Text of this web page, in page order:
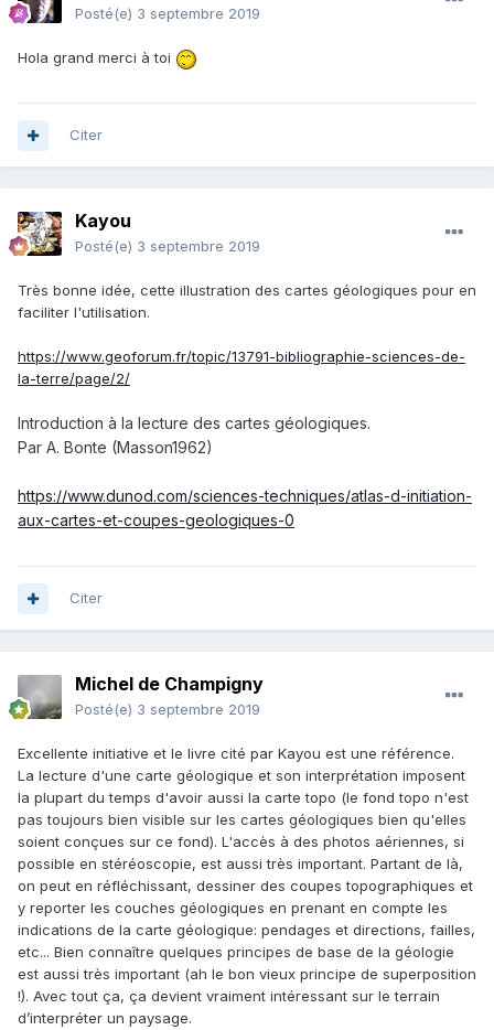
Posté(e) 3 septembre 2019
Hola grand merci à toi
Citer
Kayou
Posté(e) 3 septembre 2019
Très bonne idée, cette illustration des cartes géologiques pour en
faciliter l'utilisation.
https://www.geoforum.fr/topic/13791-bibliographie-sciences-de-
la-terre/page/2/
Introduction à la lecture des cartes géologiques.
Par A. Bonte (Masson1962)
https://www.dunod.com/sciences-techniques/atlas-d-initiation-
aux-cartes-et-coupes-geologiques-0
Citer
Michel de Champigny
Posté(e) 3 septembre 2019
Excellente initiative et le livre cité par Kayou est une référence.
La lecture d'une carte géologique et son interprétation imposent
la plupart du temps d'avoir aussi la carte topo (le fond topo n'est
pas toujours bien visible sur les cartes géologiques bien qu'elles
soient conçues sur ce fond). L'accès à des photos aériennes, si
possible en stéréoscopie, est aussi très important. Partant de là,
on peut en réfléchissant, dessiner des coupes topographiques et
y reporter les couches géologiques en prenant en compte les
indications de la carte géologique: pendages et directions, failles,
etc... Bien connaître quelques principes de base de la géologie
est aussi très important (ah le bon vieux principe de superposition
!). Avec tout ça, ça devient vraiment intéressant sur le terrain
d’interpréter un paysage.